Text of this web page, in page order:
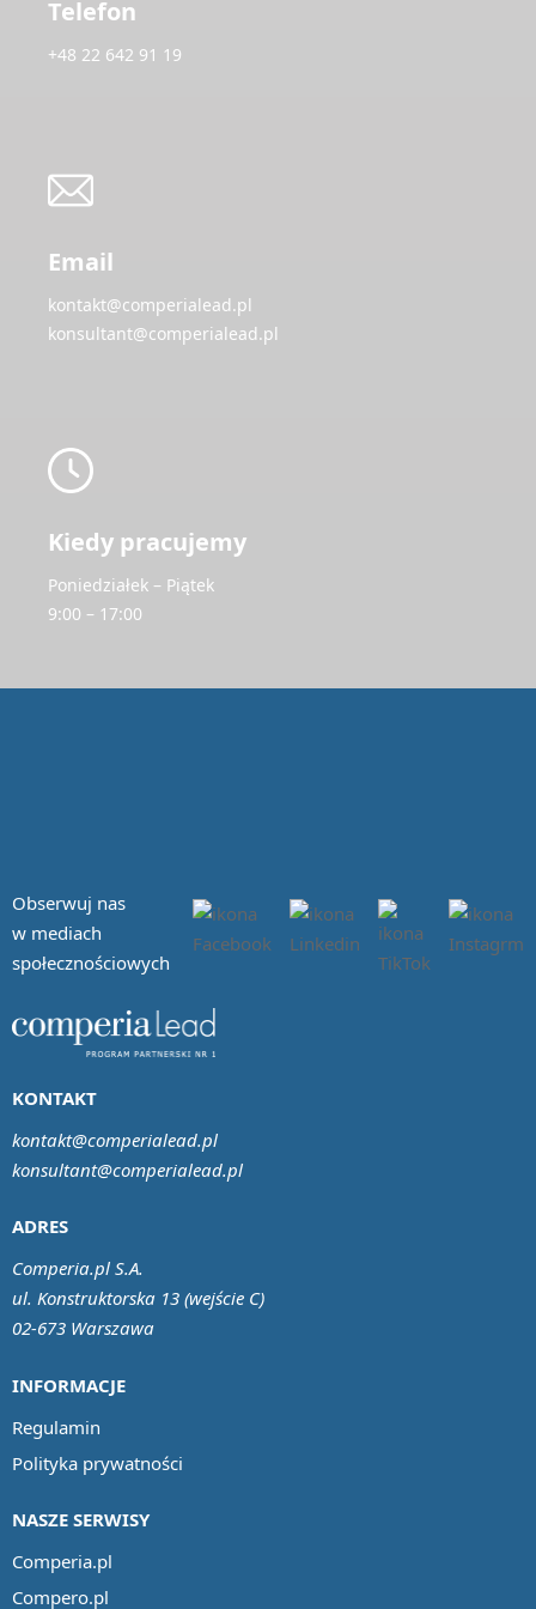
Telefon
+48 22 642 91 19
Email
kontakt@comperialead.pl
konsultant@comperialead.pl
Kiedy pracujemy
Poniedziałek – Piątek
9:00 – 17:00
Obserwuj nas
w mediach
społecznościowych
INFORMACJE
Regulamin
Polityka prywatności
NASZE SERWISY
Comperia.pl
Compero.pl
ADRES
Comperia.pl S.A.
ul. Konstruktorska 13 (wejście C)
02-673 Warszawa
KONTAKT
kontakt@comperialead.pl
konsultant@comperialead.pl